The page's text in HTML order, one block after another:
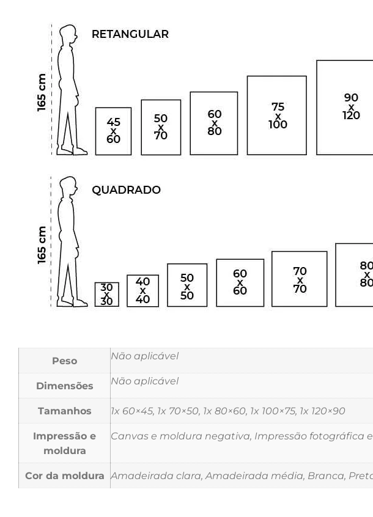
Peso Não aplicável
Dimensões Não aplicável
Tamanhos 1x 60×45, 1x 70×50, 1x 80×60, 1x 100×75, 1x 120×90
Impressão e
moldura
Canvas e moldura negativa, Impressão fotográfica
Cor da moldura Amadeirada clara, Amadeirada média, Branca,